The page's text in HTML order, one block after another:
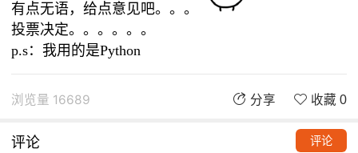
有点无语，给点意见吧。。。
投票决定。。。。。。
p.s：我用的是Python
浏览量 16689 分享 收藏 0
评论 评论